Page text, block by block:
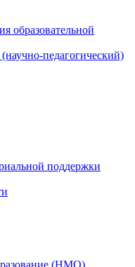
образовательной
педагогический)
поддержки
(НМО)